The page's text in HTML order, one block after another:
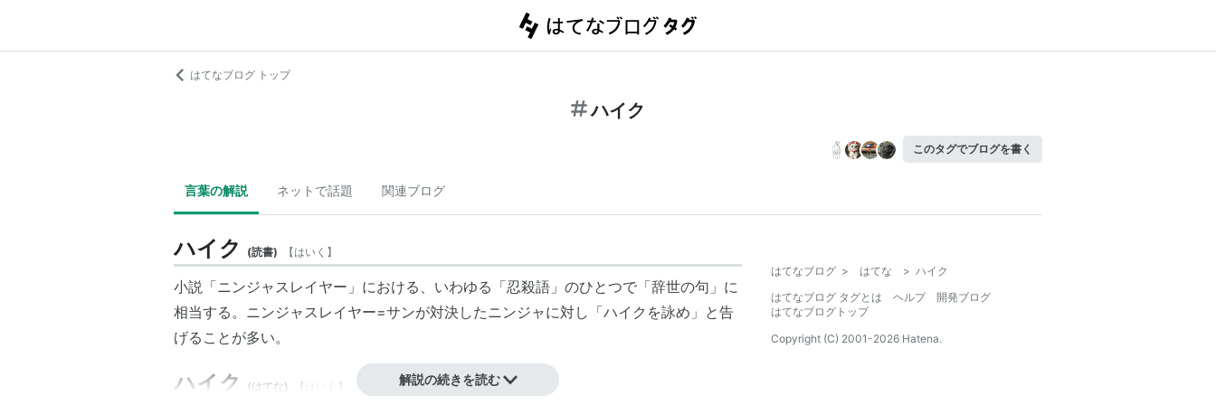
はてなブログ トップ
ハイク
このタグでブログを書く
言葉の解説 ネットで話題 関連ブログ
ハイク (読書) 【はいく 】
小説「ニンジャスレイヤー」における、いわゆる「忍殺語」のひとつで「辞世の句」に
相当する。ニンジャスレイヤー=サンが対決したニンジャに対し「ハイクを詠め」と告
げることが多い。
ハイク (はてな) 【 はいく 】 解説の続きを読む
はてなブログ > はてな > ハイク
はてなブログ タグとは
ヘルプ
開発ブログ
はてなブログトップ
Copyright (C) 2001-2026 Hatena.